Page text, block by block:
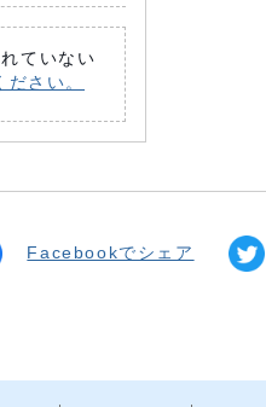
ていない
さい。
Facebookでシェア